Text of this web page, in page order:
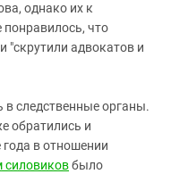
однако их к
что
"скрутили адвокатов и
следственные органы.
обратились и
в отношении
силовиковбыло